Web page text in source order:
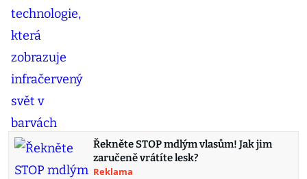
Řekněte STOP mdlým vlasům! Jak jim
zaručeně vrátíte lesk?
Reklama